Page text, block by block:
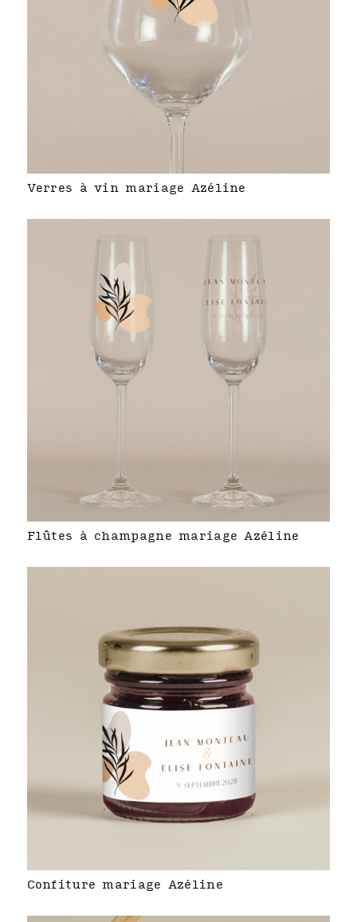
Verres à vin mariage Azéline
Flûtes à champagne mariage Azéline
Confiture mariage Azéline